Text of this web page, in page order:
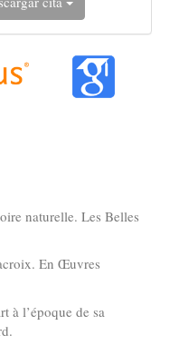
naturelle. Les Belles
En Œuvres
à l’époque de sa